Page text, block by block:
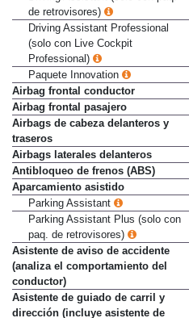
Driving Assistant (solo con paq.
de retrovisores)
Driving Assistant Professional
(solo con Live Cockpit
Professional)
Paquete Innovation
Airbag frontal conductor
Airbag frontal pasajero
Airbags de cabeza delanteros y
traseros
Airbags laterales delanteros
Antibloqueo de frenos (ABS)
Aparcamiento asistido
Parking Assistant
Parking Assistant Plus (solo con
paq. de retrovisores)
Asistente de aviso de accidente
(analiza el comportamiento del
conductor)
Asistente de guiado de carril y